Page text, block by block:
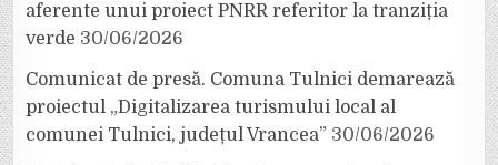
aferente unui proiect PNRR referitor la tranziția
verde 30/06/2026
Comunicat de presă. Comuna Tulnici demarează
proiectul „Digitalizarea turismului local al
comunei Tulnici, județul Vrancea” 30/06/2026